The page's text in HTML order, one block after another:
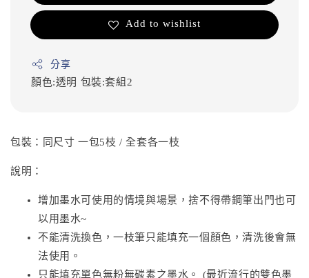
Add to wishlist
分享
顏色:透明 包裝:套組2
包裝：同尺寸 一包5枝 / 全套各一枝
說明：
增加墨水可使用的情境與場景，捨不得帶鋼筆出門也可
以用墨水~
不能清洗換色，一枝筆只能填充一個顏色，清洗後會無
法使用。
只能填充單色無粉無碳素之墨水。 (最近流行的雙色墨